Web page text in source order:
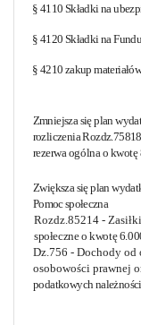
§ 4110 Składki na
§ 4120 Składki na
§ 4210 zakup
Zmniejsza się plan
rozliczenia
rezerwa ogólna o kwotę
Zwiększa się plan
Pomoc społeczna
Rozdz.85214 -
społeczne o kwotę
Dz.756 - Dochody
osobowości prawnej
podatkowych